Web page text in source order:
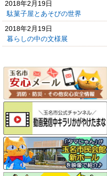
2018年2月19日
駄菓子屋とあそびの世界
2018年2月19日
暮らしの中の文様展